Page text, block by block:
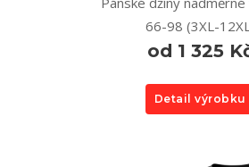
66-98 (3XL-
od 1 325
Detail výrobku